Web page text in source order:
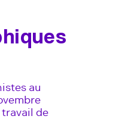
au
travail de